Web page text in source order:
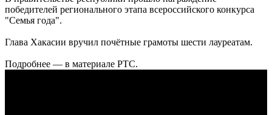
победителей регионального этапа всероссийского конкурса
"Семья года".
Глава Хакасии вручил почётные грамоты шести лауреатам.
Подробнее — в материале РТС.